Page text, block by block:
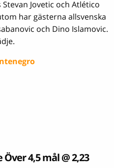
Jovetic och Atlético
har gästerna allsvenska
och Dino Islamovic.
4,5 mål @ 2,23